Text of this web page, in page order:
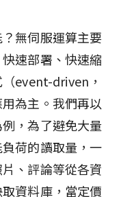
無伺服運算主要
速部署、快速縮
event-driven，
為主。我們再以
，為了避免大量
荷的讀取量，一
、評論等從各資
資料庫，當定價